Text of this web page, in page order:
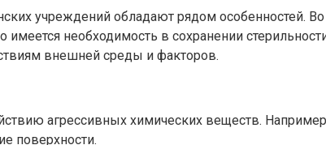
учреждений обладают рядом особенностей.
имеется необходимость в сохранении
внешней среды и факторов.
агрессивных химических веществ.
поверхности.